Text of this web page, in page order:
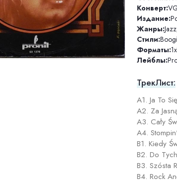
Конверт:
Издание:
Жанры:Jazz
Стили:
Форматы:
Лейблы:
ТрекЛист:
A1. Ja To
A2. Za
A3. Cały
A4.
B1. Kiedy
B2. Do
B3. Szósta
B4. Rock